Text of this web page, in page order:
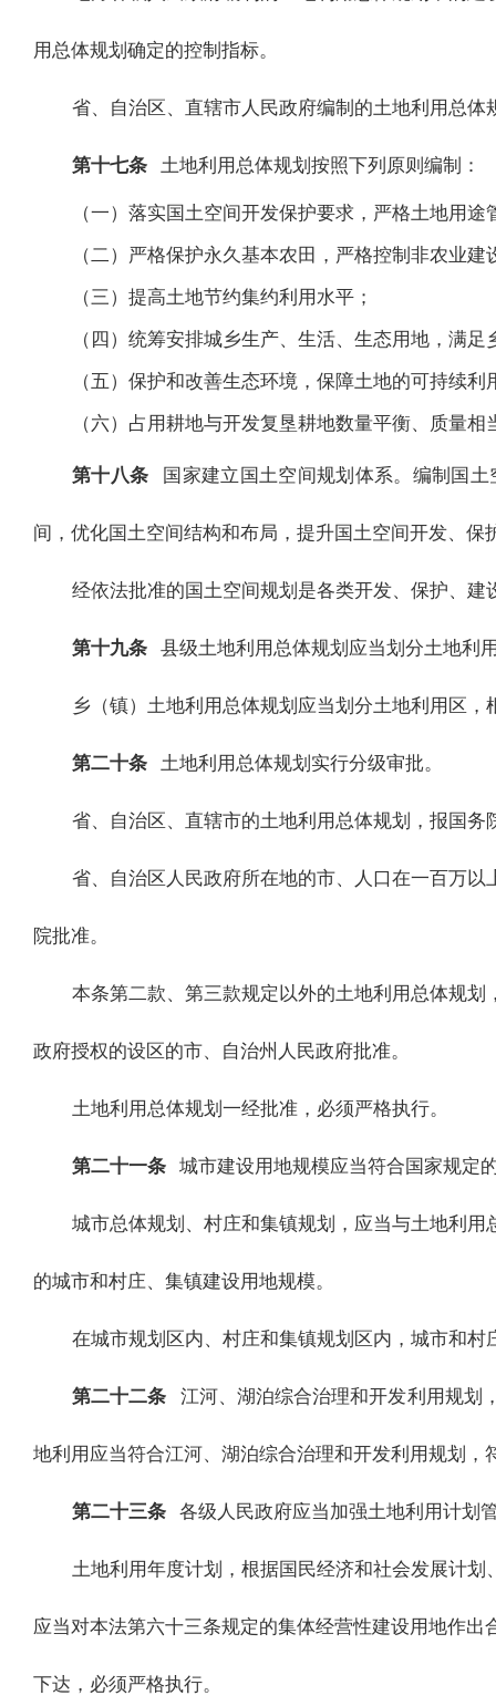
用总体规划确定的控制指标。
省、自治区、直辖市人民政府编制的土地利用总
第十七条 土地利用总体规划按照下列原则编制：
（一）落实国土空间开发保护要求，严格土地用途
（二）严格保护永久基本农田，严格控制非农业建
（三）提高土地节约集约利用水平；
（四）统筹安排城乡生产、生活、生态用地，满
（五）保护和改善生态环境，保障土地的可持续利
（六）占用耕地与开发复垦耕地数量平衡、质量相
第十八条 国家建立国土空间规划体系。编制国
间，优化国土空间结构和布局，提升国土空间开发、保
经依法批准的国土空间规划是各类开发、保护、
第十九条 县级土地利用总体规划应当划分土地利
乡（镇）土地利用总体规划应当划分土地利用区
第二十条 土地利用总体规划实行分级审批。
省、自治区、直辖市的土地利用总体规划，报国务
省、自治区人民政府所在地的市、人口在一百万
院批准。
本条第二款、第三款规定以外的土地利用总体规
政府授权的设区的市、自治州人民政府批准。
土地利用总体规划一经批准，必须严格执行。
第二十一条 城市建设用地规模应当符合国家规定
城市总体规划、村庄和集镇规划，应当与土地利
的城市和村庄、集镇建设用地规模。
在城市规划区内、村庄和集镇规划区内，城市和
第二十二条 江河、湖泊综合治理和开发利用规划
地利用应当符合江河、湖泊综合治理和开发利用规划
第二十三条 各级人民政府应当加强土地利用计划
土地利用年度计划，根据国民经济和社会发展计
应当对本法第六十三条规定的集体经营性建设用地作
下达，必须严格执行。